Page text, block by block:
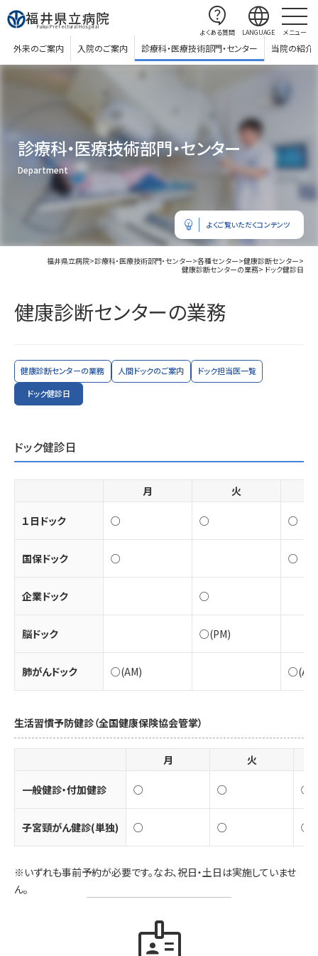
福井県立病院
Fukui Prefectural Hospital
外来のご案内 入院のご案内 診療科・医療技術部門・センター 当院の紹介
contact_support
よくある質問
language
LANGUAGE メニュー
診療科・医療技術部門・センター
Department
福井県立病院>診療科・医療技術部門・センター>各種センター>健康診断センター>
健康診断センターの業務> ドック健診日
健康診断センターの業務
健康診断センターの業務 人間ドックのご案内 ドック担当医一覧
ドック健診日
ドック健診日
月 火
１日ドック ○ ○ ○
国保ドック ○ ○
企業ドック ○
脳ドック ○(PM)
肺がんドック ○(AM)
生活習慣予防健診（全国健康保険協会管掌）
月 火
一般健診・付加健診 ○ ○ ○
子宮頸がん健診(単独) ○ ○ ○
※いずれも事前予約が必要です。なお、祝日・土日は実施していませ
ん。
emoji_objects よくご覧いただくコンテンツ
badge